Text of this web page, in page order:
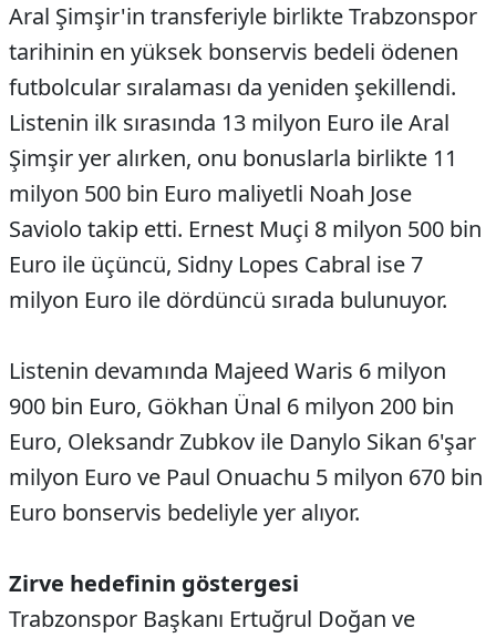
Aral Şimşir'in transferiyle birlikte Trabzonspor
tarihinin en yüksek bonservis bedeli ödenen
futbolcular sıralaması da yeniden şekillendi.
Listenin ilk sırasında 13 milyon Euro ile Aral
Şimşir yer alırken, onu bonuslarla birlikte 11
milyon 500 bin Euro maliyetli Noah Jose
Saviolo takip etti. Ernest Muçi 8 milyon 500 bin
Euro ile üçüncü, Sidny Lopes Cabral ise 7
milyon Euro ile dördüncü sırada bulunuyor.
Listenin devamında Majeed Waris 6 milyon
900 bin Euro, Gökhan Ünal 6 milyon 200 bin
Euro, Oleksandr Zubkov ile Danylo Sikan 6'şar
milyon Euro ve Paul Onuachu 5 milyon 670 bin
Euro bonservis bedeliyle yer alıyor.
Zirve hedefinin göstergesi
Trabzonspor Başkanı Ertuğrul Doğan ve